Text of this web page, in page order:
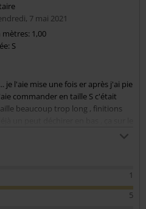
7 mai 2021
1,00
S
je l'aie mise une fois er après j'ai pie
commander en taille S c'était
beaucoup trop long , finitions
pour la ceinture qui était à moitié
ceinture pour pouvoir le remonter
du côté droit moi je dit que ça
prix que je l'aie payer même si il
pas.
1
5